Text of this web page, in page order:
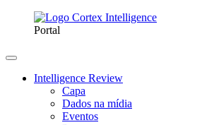
Portal
Intelligence Review
Capa
Dados na mídia
Eventos